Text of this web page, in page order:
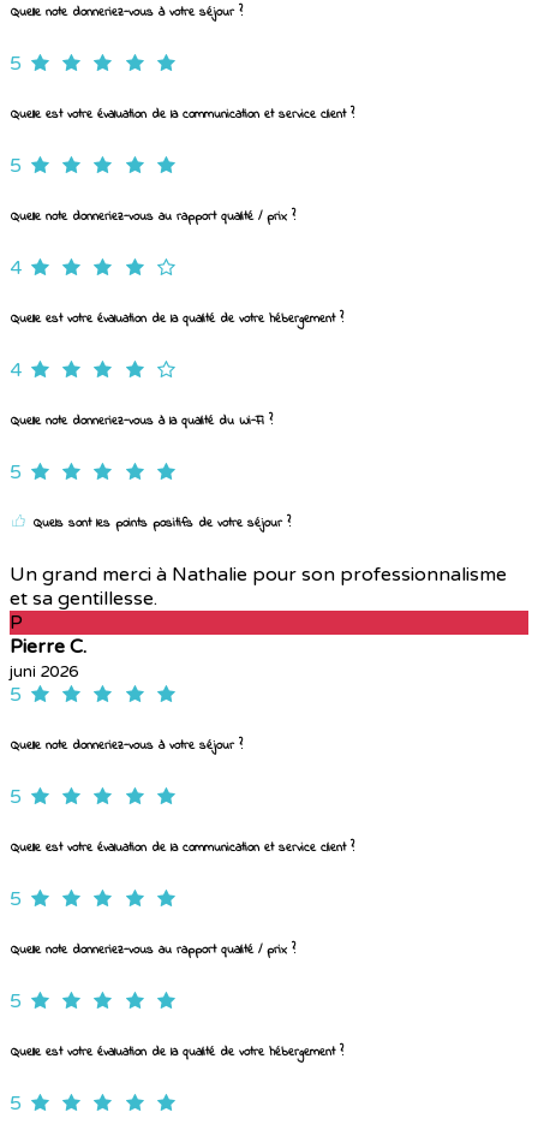
Quelle note donneriez-vous à votre séjour ?
5
Quelle est votre évaluation de la communication et service client ?
5
Quelle note donneriez-vous au rapport qualité / prix ?
4
Quelle est votre évaluation de la qualité de votre hébergement ?
4
Quelle note donneriez-vous à la qualité du Wi-Fi ?
5
Quels sont les points positifs de votre séjour ?
Un grand merci à Nathalie pour son professionnalisme
et sa gentillesse.
P
Pierre C.
juni 2026
5
Quelle note donneriez-vous à votre séjour ?
5
Quelle est votre évaluation de la communication et service client ?
5
Quelle note donneriez-vous au rapport qualité / prix ?
5
Quelle est votre évaluation de la qualité de votre hébergement ?
5